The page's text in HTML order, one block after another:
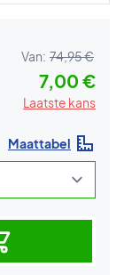
Van: 74,95 €
7,00 €
Laatste kans
Maattabel